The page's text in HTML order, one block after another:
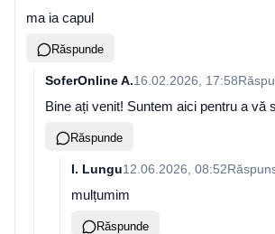
ma ia capul
Răspunde
SoferOnline A.16.02.2026, 17:58
Bine ați venit! Suntem aici pentru a vă
Răspunde
I. Lungu12.06.2026, 08:52
mulțumim
Răspunde